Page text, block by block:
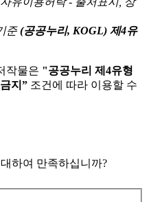
준 (공공누리, KOGL) 제4유
작물은 "공공누리 제4유형
지” 조건에 따라 이용할 수
하여 만족하십니까?